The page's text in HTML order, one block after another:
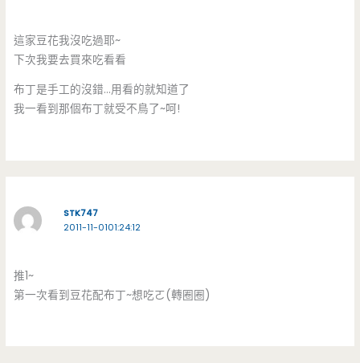
這家豆花我沒吃過耶~
下次我要去買來吃看看
布丁是手工的沒錯…用看的就知道了
我一看到那個布丁就受不鳥了~呵!
STK747
2011-11-0101:24:12
推1~
第一次看到豆花配布丁~想吃ㄛ(轉圈圈)